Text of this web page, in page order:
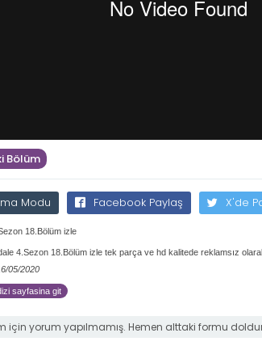
Bölüm
Modu Facebook Paylaş X'de
18.Bölüm izle
4.Sezon 18.Bölüm izle tek parça ve hd kalitede reklamsız
05/2020
sayfasina git
için yorum yapılmamış. Hemen alttaki formu